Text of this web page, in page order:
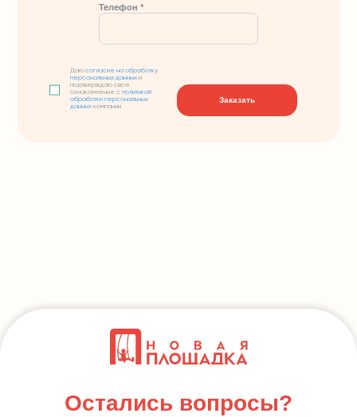
Телефон *
Даюсогласие на обработку
персональных данных и
подтверждаю свое
ознакомление сполитикой
обработки персональных
данных компании
Заказать
Остались вопросы?